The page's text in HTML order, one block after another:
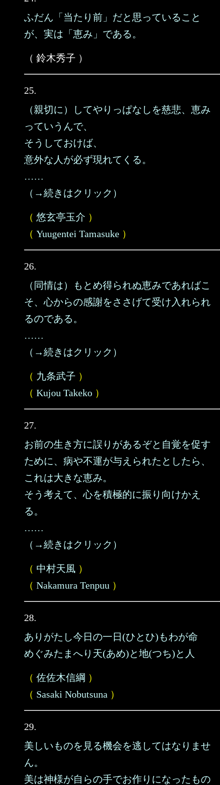
ふだん「当たり前」だと思っていること
が、実は「恵み」である。
（ 鈴木秀子 ）
25.
（親切に）してやりっぱなしを慈悲、恵み
っていうんで、
そうしておけば、
意外な人が必ず現れてくる。
……
（→続きはクリック）
（ 悠玄亭玉介 ）
（ Yuugentei Tamasuke ）
26.
（同情は）もとめ得られぬ恵みであればこ
そ、心からの感謝をささげて受け入れられ
るのである。
……
（→続きはクリック）
（ 九条武子 ）
（ Kujou Takeko ）
27.
お前の生き方に誤りがあるぞと自覚を促す
ために、病や不運が与えられたとしたら、
これは大きな恵み。
そう考えて、心を積極的に振り向けかえ
る。
……
（→続きはクリック）
（ 中村天風 ）
（ Nakamura Tenpuu ）
28.
ありがたし今日の一日(ひとひ)もわが命
めぐみたまへり天(あめ)と地(つち)と人
（ 佐佐木信綱 ）
（ Sasaki Nobutsuna ）
29.
美しいものを見る機会を逃してはなりませ
ん。
美は神様が自らの手でお作りになったもの